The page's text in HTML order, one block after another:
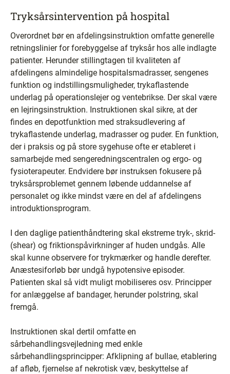
Tryksårsintervention på hospital
Overordnet bør en afdelingsinstruktion omfatte generelle
retningslinier for forebyggelse af tryksår hos alle indlagte
patienter. Herunder stillingtagen til kvaliteten af
afdelingens almindelige hospitalsmadrasser, sengenes
funktion og indstillingsmuligheder, trykaflastende
underlag på operationslejer og ventebrikse. Der skal være
en lejringsinstruktion. Instruktionen skal sikre, at der
findes en depotfunktion med straksudlevering af
trykaflastende underlag, madrasser og puder. En funktion,
der i praksis og på store sygehuse ofte er etableret i
samarbejde med sengeredningscentralen og ergo- og
fysioterapeuter. Endvidere bør instruksen fokusere på
tryksårsproblemet gennem løbende uddannelse af
personalet og ikke mindst være en del af afdelingens
introduktionsprogram.
I den daglige patienthåndtering skal ekstreme tryk-, skrid-
(shear) og friktionspåvirkninger af huden undgås. Alle
skal kunne observere for trykmærker og handle derefter.
Anæstesiforløb bør undgå hypotensive episoder.
Patienten skal så vidt muligt mobiliseres osv. Principper
for anlæggelse af bandager, herunder polstring, skal
fremgå.
Instruktionen skal dertil omfatte en
sårbehandlingsvejledning med enkle
sårbehandlingsprincipper: Afklipning af bullae, etablering
af afløb, fjernelse af nekrotisk væv, beskyttelse af